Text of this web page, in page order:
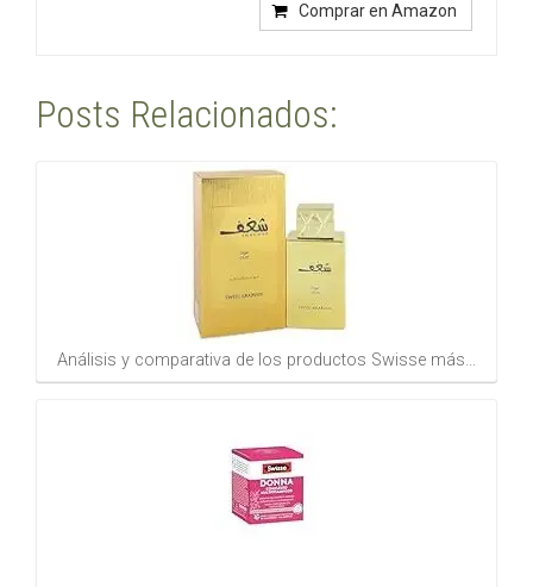
Comprar en Amazon
Posts Relacionados:
Análisis y comparativa de los productos Swisse más…